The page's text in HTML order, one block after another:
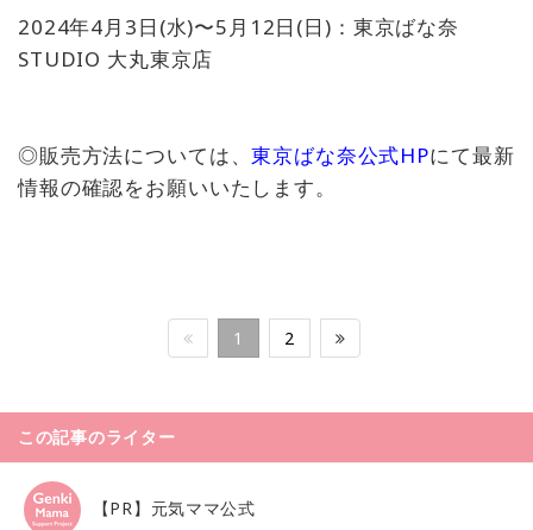
2024年4月3日(水)〜5月12日(日)：東京ばな奈
STUDIO 大丸東京店
◎販売方法については、東京ばな奈公式HPにて最新
情報の確認をお願いいたします。
1 2
この記事のライター
【PR】元気ママ公式